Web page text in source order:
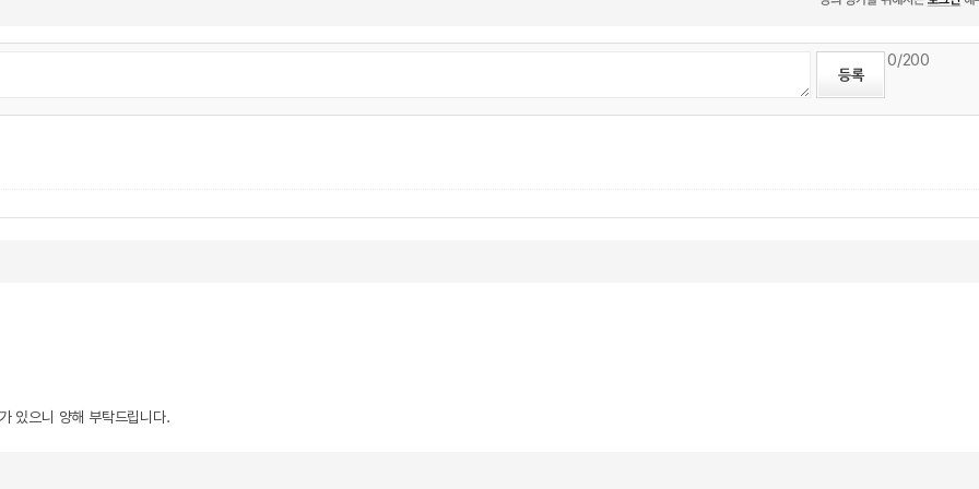
0/200
있으니 양해 부탁드립니다.